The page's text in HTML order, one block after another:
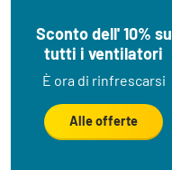
Sconto dell' 10% su
tutti i ventilatori
È ora di rinfrescarsi
Alle offerte